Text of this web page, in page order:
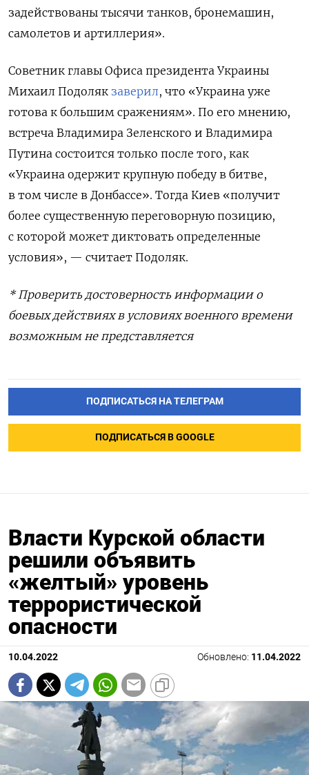
задействованы тысячи танков, бронемашин,
самолетов и артиллерия».
Советник главы Офиса президента Украины
Михаил Подоляк заверил, что «Украина уже
готова к большим сражениям». По его мнению,
встреча Владимира Зеленского и Владимира
Путина состоится только после того, как
«Украина одержит крупную победу в битве,
в том числе в Донбассе». Тогда Киев «получит
более существенную переговорную позицию,
с которой может диктовать определенные
условия», — считает Подоляк.
* Проверить достоверность информации о
боевых действиях в условиях военного времени
возможным не представляется
ПОДПИСАТЬСЯ НА ТЕЛЕГРАМ
ПОДПИСАТЬСЯ В GOOGLE
Власти Курской области
решили объявить
«желтый» уровень
террористической
опасности
10.04.2022 Обновлено: 11.04.2022